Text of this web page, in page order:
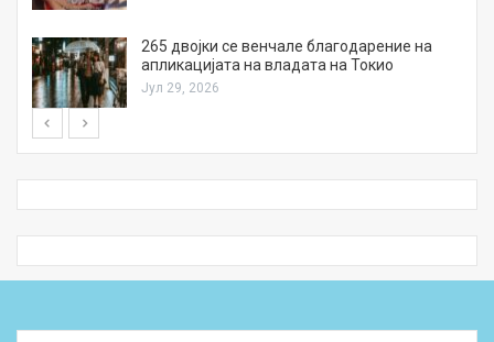
265 двојки се венчале благодарение на
апликацијата на владата на Токио
Јул 29, 2026